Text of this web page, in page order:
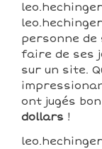
personne
faire de ses
sur un site.
ont jugés
dollars !